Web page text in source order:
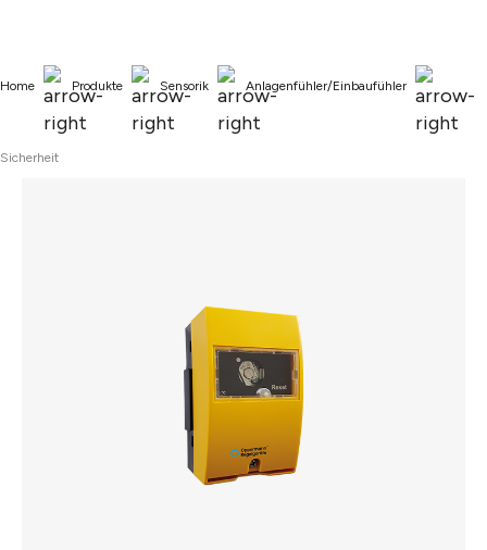
Home Produkte Sensorik Anlagenfühler/Einbaufühler
Sicherheit